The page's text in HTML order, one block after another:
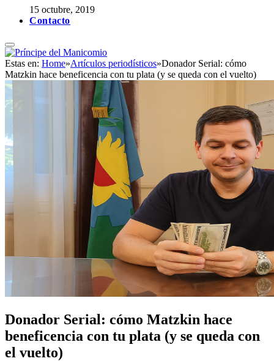
15 octubre, 2019
Contacto
Estas en: Home»Artículos periodísticos»Donador Serial: cómo
Matzkin hace beneficencia con tu plata (y se queda con el vuelto)
Donador Serial: cómo Matzkin hace
beneficencia con tu plata (y se queda con
el vuelto)